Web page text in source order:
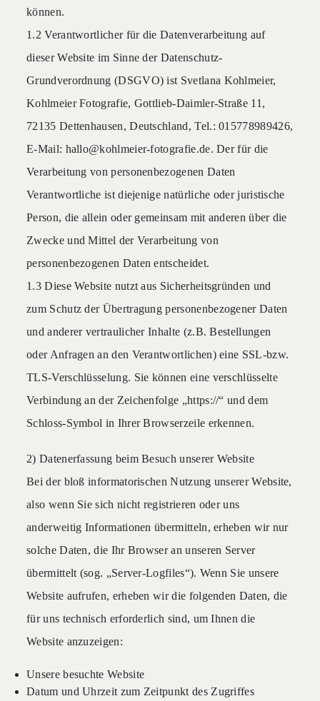
können.
1.2 Verantwortlicher für die Datenverarbeitung auf
dieser Website im Sinne der Datenschutz-
Grundverordnung (DSGVO) ist Svetlana Kohlmeier,
Kohlmeier Fotografie, Gottlieb-Daimler-Straße 11,
72135 Dettenhausen, Deutschland, Tel.: 015778989426,
E-Mail: hallo@kohlmeier-fotografie.de. Der für die
Verarbeitung von personenbezogenen Daten
Verantwortliche ist diejenige natürliche oder juristische
Person, die allein oder gemeinsam mit anderen über die
Zwecke und Mittel der Verarbeitung von
personenbezogenen Daten entscheidet.
1.3 Diese Website nutzt aus Sicherheitsgründen und
zum Schutz der Übertragung personenbezogener Daten
und anderer vertraulicher Inhalte (z.B. Bestellungen
oder Anfragen an den Verantwortlichen) eine SSL-bzw.
TLS-Verschlüsselung. Sie können eine verschlüsselte
Verbindung an der Zeichenfolge „https://“ und dem
Schloss-Symbol in Ihrer Browserzeile erkennen.
2) Datenerfassung beim Besuch unserer Website
Bei der bloß informatorischen Nutzung unserer Website,
also wenn Sie sich nicht registrieren oder uns
anderweitig Informationen übermitteln, erheben wir nur
solche Daten, die Ihr Browser an unseren Server
übermittelt (sog. „Server-Logfiles“). Wenn Sie unsere
Website aufrufen, erheben wir die folgenden Daten, die
für uns technisch erforderlich sind, um Ihnen die
Website anzuzeigen:
Unsere besuchte Website
Datum und Uhrzeit zum Zeitpunkt des Zugriffes